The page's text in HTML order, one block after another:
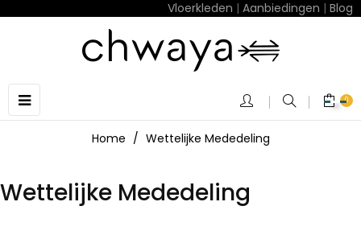
Vloerkleden | Aanbiedingen | Blog
Toggle
navigation
☰ 0
Home Wettelijke Mededeling
Wettelijke Mededeling